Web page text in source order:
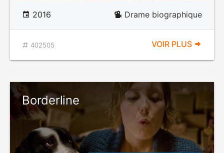
2016 Drame biographique
402505 VOIR PLUS
Borderline